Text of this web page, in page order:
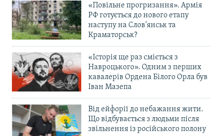
«Повільне прогризання». Армія
РФ готується до нового етапу
наступу на Слов’янськ та
Краматорськ?
«Історія ще раз сміється з
Навроцького». Одним з перших
кавалерів Ордена Білого Орла був
Іван Мазепа
Від ейфорії до небажання жити.
Що відбувається з людьми після
звільнення із російського полону